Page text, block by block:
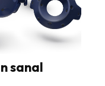
sanal